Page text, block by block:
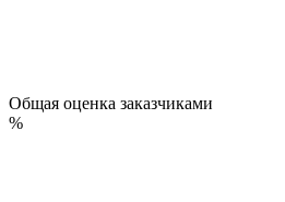
Общая оценка заказчиками
%